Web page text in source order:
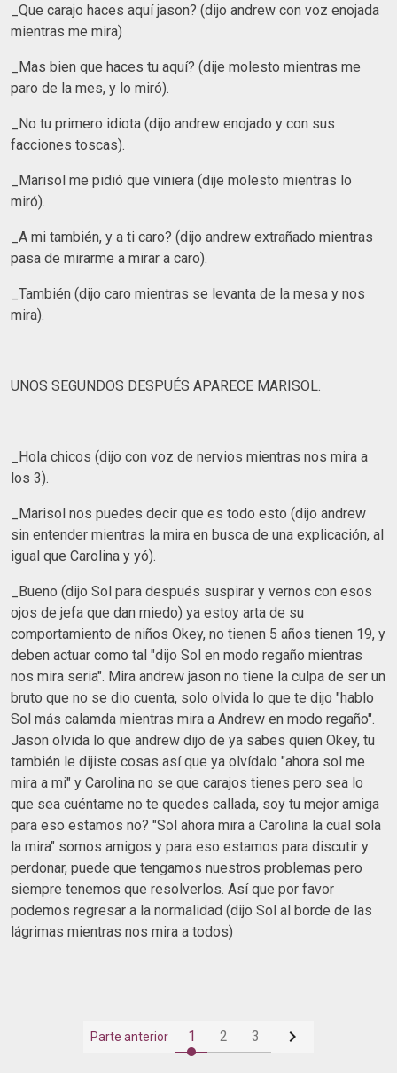
_Que carajo haces aquí jason? (dijo andrew con voz enojada
mientras me mira)
_Mas bien que haces tu aquí? (dije molesto mientras me
paro de la mes, y lo miró).
_No tu primero idiota (dijo andrew enojado y con sus
facciones toscas).
_Marisol me pidió que viniera (dije molesto mientras lo
miró).
_A mi también, y a ti caro? (dijo andrew extrañado mientras
pasa de mirarme a mirar a caro).
_También (dijo caro mientras se levanta de la mesa y nos
mira).
UNOS SEGUNDOS DESPUÉS APARECE MARISOL.
_Hola chicos (dijo con voz de nervios mientras nos mira a
los 3).
_Marisol nos puedes decir que es todo esto (dijo andrew
sin entender mientras la mira en busca de una explicación, al
igual que Carolina y yó).
_Bueno (dijo Sol para después suspirar y vernos con esos
ojos de jefa que dan miedo) ya estoy arta de su
comportamiento de niños Okey, no tienen 5 años tienen 19, y
deben actuar como tal "dijo Sol en modo regaño mientras
nos mira seria". Mira andrew jason no tiene la culpa de ser un
bruto que no se dio cuenta, solo olvida lo que te dijo "hablo
Sol más calamda mientras mira a Andrew en modo regaño".
Jason olvida lo que andrew dijo de ya sabes quien Okey, tu
también le dijiste cosas así que ya olvídalo "ahora sol me
mira a mi" y Carolina no se que carajos tienes pero sea lo
que sea cuéntame no te quedes callada, soy tu mejor amiga
para eso estamos no? "Sol ahora mira a Carolina la cual sola
la mira" somos amigos y para eso estamos para discutir y
perdonar, puede que tengamos nuestros problemas pero
siempre tenemos que resolverlos. Así que por favor
podemos regresar a la normalidad (dijo Sol al borde de las
lágrimas mientras nos mira a todos)
Parte anterior 1 2 3 